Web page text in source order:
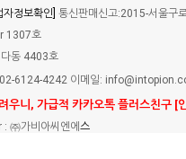
자정보확인] 통신판매신고:2015-서울구
1307호
다동 4403호
02-6124-4242 이메일:
우니, 가급적 카카오톡 플러스친구 [
㈜가비아씨엔에 스